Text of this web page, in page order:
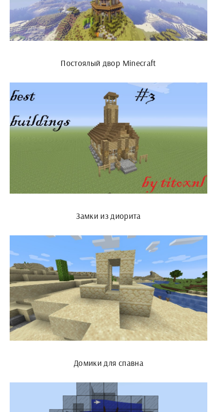
Постоялый двор Minecraft
Замки из диорита
Домики для спавна